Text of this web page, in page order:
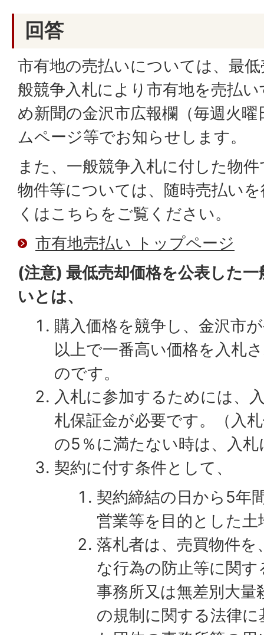
回答
市有地の売払いについては、最
般競争入札により市有地を売払
め新聞の金沢市広報欄（毎週火
ムページ等でお知らせします。
また、一般競争入札に付した物
物件等については、随時売払い
くはこちらをご覧ください。
市有地売払い トップページ
(注意) 最低売却価格を公表した
いとは、
購入価格を競争し、金沢市
以上で一番高い価格を入札
のです。
入札に参加するためには、
札保証金が必要です。（入
の5％に満たない時は、入
契約に付す条件として、
契約締結の日から5年
営業等を目的とした
落札者は、売買物件
な行為の防止等に関
事務所又は無差別大
の規制に関する法律